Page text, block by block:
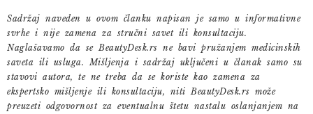
Sadržaj naveden u ovom članku napisan je samo u informativne
svrhe i nije zamena za stručni savet ili konsultaciju.
Naglašavamo da se BeautyDesk.rs ne bavi pružanjem medicinskih
saveta ili usluga. Mišljenja i sadržaj uključeni u članak samo su
stavovi autora, te ne treba da se koriste kao zamena za
ekspertsko mišljenje ili konsultaciju, niti BeautyDesk.rs može
preuzeti odgovornost za eventualnu štetu nastalu oslanjanjem na